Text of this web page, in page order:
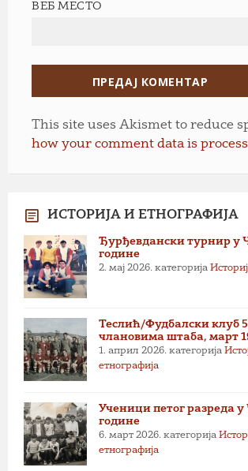
ВЕБ МЕСТО
This site uses Akismet to reduce
how your comment data is
ИСТОРИЈА И ЕТНОГРАФИЈА
Ђурђевдански турнир у
године
2. мај 2026. категорија
Теслић/Фудбалски клуб
члановима штаба, март
1. април 2026. категорија
етнографија
Ученици петог разреда у
године
6. март 2026. категорија
етнографија